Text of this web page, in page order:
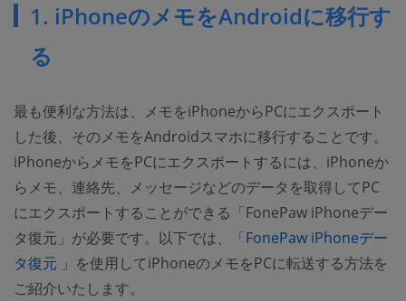
1. iPhoneのメモをAndroidに移行す
る
最も便利な方法は、メモをiPhoneからPCにエクスポート
した後、そのメモをAndroidスマホに移行することです。
iPhoneからメモをPCにエクスポートするには、iPhoneか
らメモ、連絡先、メッセージなどのデータを取得してPC
にエクスポートすることができる「FonePaw iPhoneデー
タ復元」が必要です。以下では、「FonePaw iPhoneデー
タ復元 (opens new window)
」を使用してiPhoneのメモをPCに転送する方法を
ご紹介いたします。